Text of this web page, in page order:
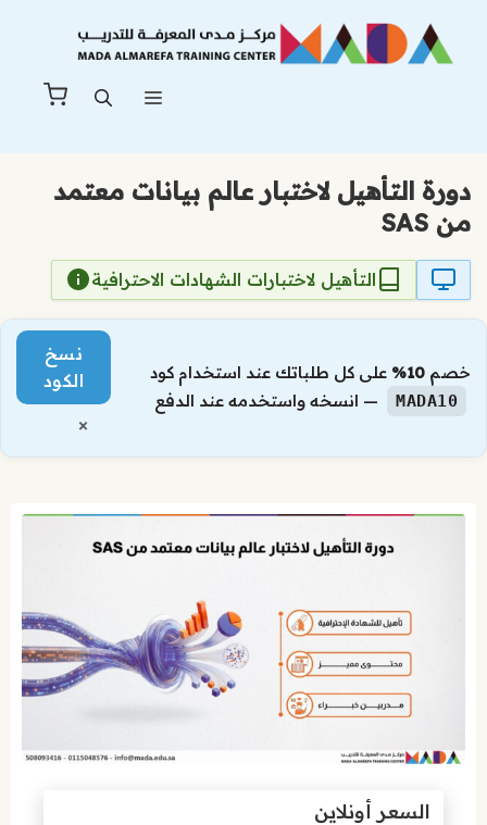
المحتوى
دورة التأهيل لاختبار عالم بيانات معتمد
من SAS
التأهيل لاختبارات الشهادات الاحترافية
خصم 10% على كل طلباتك عند استخدام كود
MADA10 — انسخه واستخدمه عند الدفع
نسخ
الكود
×
السعر أونلاين